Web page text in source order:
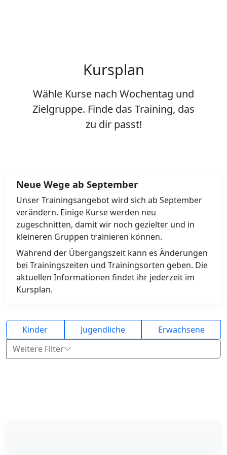
Kursplan
Wähle Kurse nach Wochentag und
Zielgruppe. Finde das Training, das
zu dir passt!
Neue Wege ab September
Unser Trainingsangebot wird sich ab September
verändern. Einige Kurse werden neu
zugeschnitten, damit wir noch gezielter und in
kleineren Gruppen trainieren können.
Während der Übergangszeit kann es Änderungen
bei Trainingszeiten und Trainingsorten geben. Die
aktuellen Informationen findet ihr jederzeit im
Kursplan.
Kinder Jugendliche
Erwachsene
Weitere Filter